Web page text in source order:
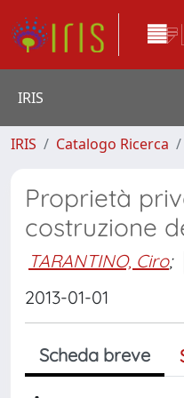
IRIS
IRIS Catalogo Ricerca
Proprietà
costruzione
TARANTINO, Ciro;
2013-01-01
Scheda breve